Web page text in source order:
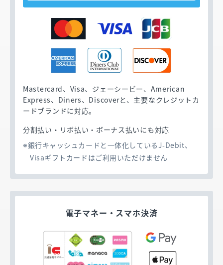
お支払いはカードをかざすだけ！
タッチ決済（コンタクトレス決済）とは
タッチ決済マーク（
）がついたクレジットカ
ードやGoogle Pay／Apple Payを搭載したスマ
ホなら、キャッシュレス端末にかざすだけで支
払いが完了する決済方法です。暗証番号の入力
さまの利便性を向上させて、会計時の混雑を解
消することが期待できます。
Mastercard、Visa、ジェーシービー、American
Express、Diners、Discoverと、主要なクレジットカ
ードブランドに対応。
分割払い・リボ払い・ボーナス払いにも対応
銀行キャッシュカードと一体化しているJ-Debit、
Visaギフトカードはご利用いただけません
電子マネー・ スマホ決済